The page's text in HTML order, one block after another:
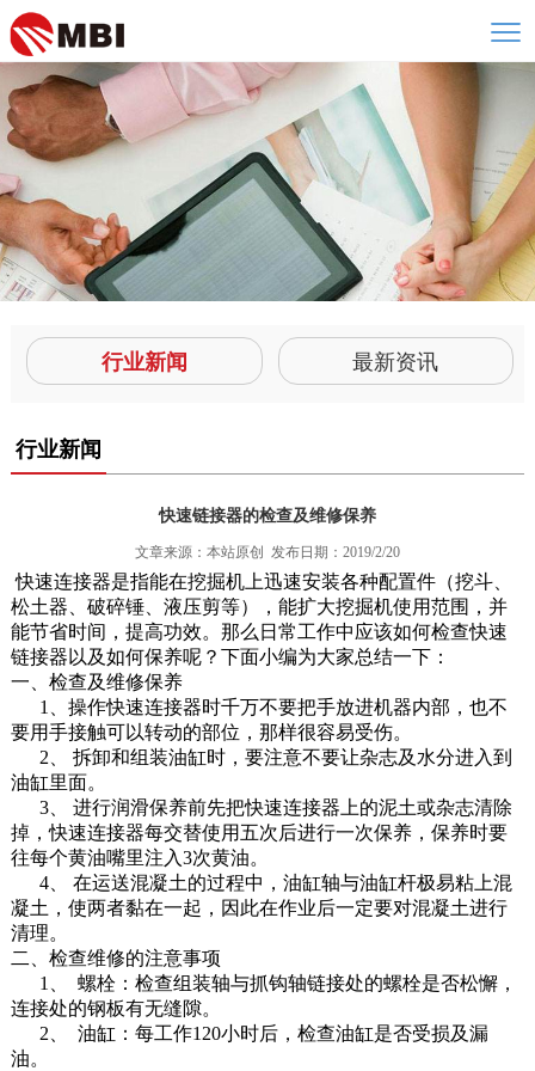
行业新闻 最新资讯
行业新闻
快速链接器的检查及维修保养
文章来源：本站原创 发布日期：2019/2/20
快速连接器是指能在挖掘机上迅速安装各种配置件（挖斗、
松土器、破碎锤、液压剪等），能扩大挖掘机使用范围，并
能节省时间，提高功效。那么日常工作中应该如何检查快速
链接器以及如何保养呢？下面小编为大家总结一下：
一、检查及维修保养
1、操作快速连接器时千万不要把手放进机器内部，也不
要用手接触可以转动的部位，那样很容易受伤。
2、 拆卸和组装油缸时，要注意不要让杂志及水分进入到
油缸里面。
3、 进行润滑保养前先把快速连接器上的泥土或杂志清除
掉，快速连接器每交替使用五次后进行一次保养，保养时要
往每个黄油嘴里注入3次黄油。
4、 在运送混凝土的过程中，油缸轴与油缸杆极易粘上混
凝土，使两者黏在一起，因此在作业后一定要对混凝土进行
清理。
二、检查维修的注意事项
1、 螺栓：检查组装轴与抓钩轴链接处的螺栓是否松懈，
连接处的钢板有无缝隙。
2、 油缸：每工作120小时后，检查油缸是否受损及漏
油。